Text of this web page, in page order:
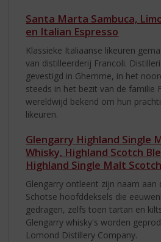
Santa Marta Sambuca,
en Italian Espresso
Klassieke Italiaanse likeuren
van distilleerderij Francoli.
gevestigd in Ghemme, in het
steeds in het bezit van de familie
wereldwijd bekend om hun
likeuren.
Glengarry Highland Single
Whisky, Highland Scotch
Highland Single Malt
Glengarry ontleent zijn naam aan
Schotse hoofddeksels die
gedragen, zelfs toen tartan en
Glengarry whisky's worden
Lomond Distillery Company.